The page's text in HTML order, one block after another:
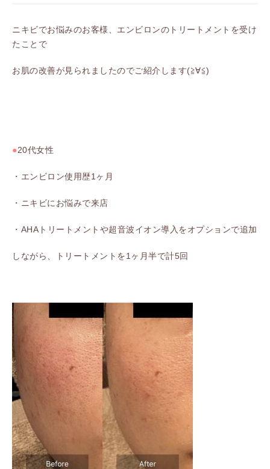
ニキビでお悩みのお客様、エンビロンのトリートメントを受け
たことで
お肌の改善が見られましたのでご紹介します(≧∀≦)
●20代女性
・エンビロン使用歴1ヶ月
・ニキビにお悩みで来店
・AHAトリートメントや超音波イオン導入をオプションで追加
しながら、トリートメントを1ヶ月半で計5回